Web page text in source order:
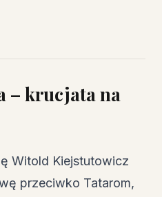
– krucjata na
Witold Kiejstutowicz
przeciwko Tatarom,